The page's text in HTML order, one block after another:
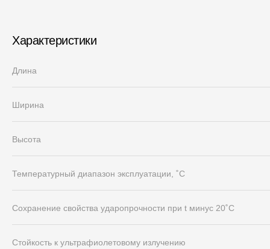
Характеристики
Длина
Ширина
Высота
Температурный диапазон эксплуатации, ˚С
Сохранение свойства ударопрочности при t минус 20˚C
Стойкость к ультрафиолетовому излучению